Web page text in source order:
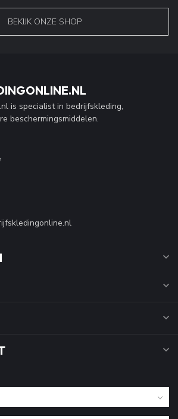
BEKIJK ONZE SHOP
is specialist in bedrijfskleding,
beschermingsmiddelen.